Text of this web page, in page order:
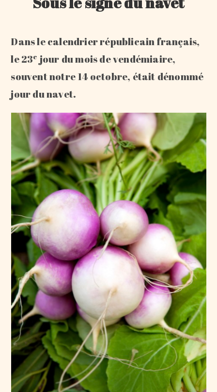
Dans le calendrier républicain français,
le 23e jour du mois de vendémiaire,
souvent notre 14 octobre, était dénommé
jour du navet.